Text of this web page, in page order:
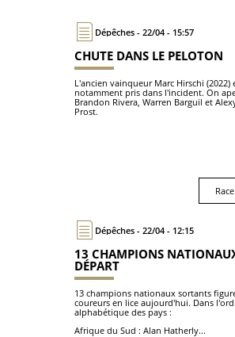
Dépêches - 22/04 - 15:57
CHUTE DANS LE PELOTON
L'ancien vainqueur Marc Hirschi (2022)
notamment pris dans l'incident. On
Brandon Rivera, Warren Barguil et
Prost.
Dépêches - 22/04 - 12:15
13 CHAMPIONS
DÉPART
13 champions nationaux sortants
coureurs en lice aujourd'hui. Dans
alphabétique des pays :
Afrique du Sud : Alan Hatherly...